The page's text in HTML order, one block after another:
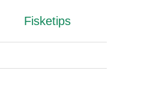
Fisketips